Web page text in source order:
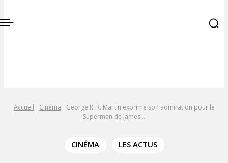
Accueil Cinéma
George R. R. Martin exprime son admiration pour le
Superman de James...
CINÉMA LES ACTUS